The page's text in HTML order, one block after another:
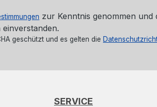
zur Kenntnis genommen und
geschützt und es gelten die
SERVICE